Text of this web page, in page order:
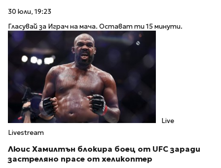
30 юли, 19:23
Гласувай за Играч на мача. Остават ти 15 минути.
Live
Livestream
Люис Хамилтън блокира боец от UFC заради
застреляно прасе от хеликоптер